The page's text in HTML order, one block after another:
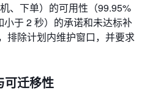
、下单）的可用性（99.95%
于 2 秒）的承诺和未达标补
排除计划内维护窗口，并要求
可迁移性